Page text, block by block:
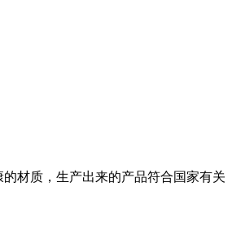
材质，生产出来的产品符合国家有关